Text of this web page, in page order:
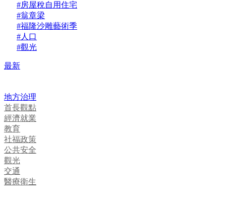
#房屋稅自用住宅
#翁章梁
#福隆沙雕藝術季
#人口
#觀光
最新
地方治理
首長觀點
經濟就業
教育
社福政策
公共安全
觀光
交通
醫療衛生